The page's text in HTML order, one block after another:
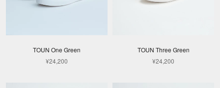
TOUN One Green
¥24,200
TOUN Three Green
¥24,200